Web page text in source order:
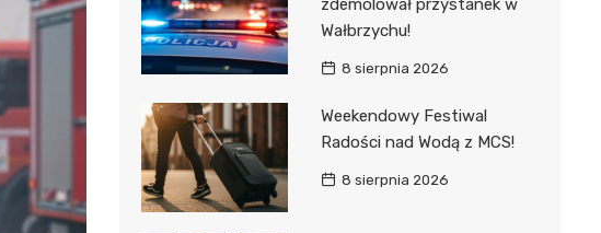
zdemolował przystanek w
Wałbrzychu!
8 sierpnia 2026
Weekendowy Festiwal
Radości nad Wodą z MCS!
8 sierpnia 2026